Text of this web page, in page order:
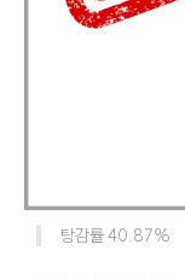
탕감률 40.87%